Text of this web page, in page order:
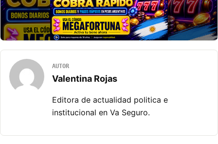
AUTOR
Valentina Rojas
Editora de actualidad politica e
institucional en Va Seguro.